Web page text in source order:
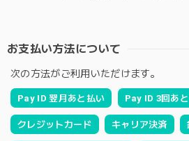
お支払い方法について
次の方法がご利用いただけます。
Pay ID 翌月あと払い Pay ID 3回あ
クレジットカード キャリア決済